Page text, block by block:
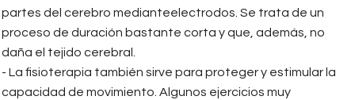
partes del cerebro medianteelectrodos. Se trata de un
proceso de duración bastante corta y que, además, no
daña el tejido cerebral.
- La fisioterapia también sirve para proteger y estimular la
capacidad de movimiento. Algunos ejercicios muy